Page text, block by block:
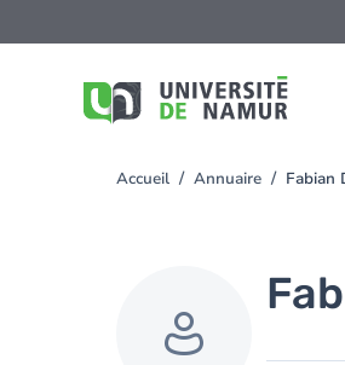
au
You
Accueil Annuaire Fabian